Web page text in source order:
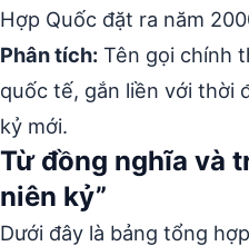
Hợp Quốc đặt ra năm
Phân tích: Tên gọi chính
quốc tế, gắn liền với thời
kỷ mới.
Từ đồng nghĩa và
niên kỷ”
Dưới đây là bảng tổng